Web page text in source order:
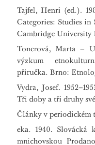
Tajfel, Henri (ed.).
Categories: Studies in
Cambridge University
Toncrová, Marta –
výzkum
příručka. Brno:
Vydra, Josef.
Tři doby a tři druhy
Články v periodickém
eka. 1940. Slovácká
mnichovskou